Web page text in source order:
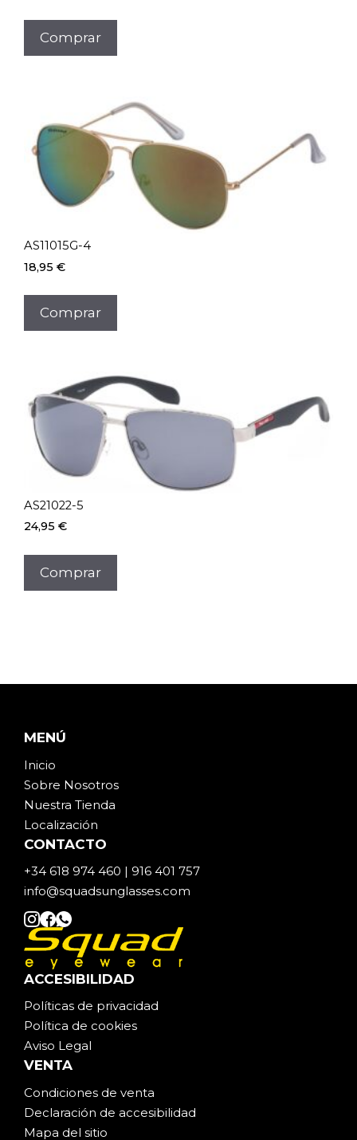
Comprar
AS11015G-4
18,95 €
Comprar
AS21022-5
24,95 €
Comprar
MENÚ
Inicio
Sobre Nosotros
Nuestra Tienda
Localización
CONTACTO
+34 618 974 460 | 916 401 757
info@squadsunglasses.com
ACCESIBILIDAD
Políticas de privacidad
Política de cookies
Aviso Legal
VENTA
Condiciones de venta
Declaración de accesibilidad
Mapa del sitio